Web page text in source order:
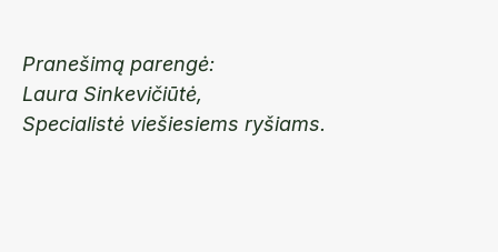
Pranešimą parengė:
Laura Sinkevičiūtė,
Specialistė viešiesiems ryšiams.